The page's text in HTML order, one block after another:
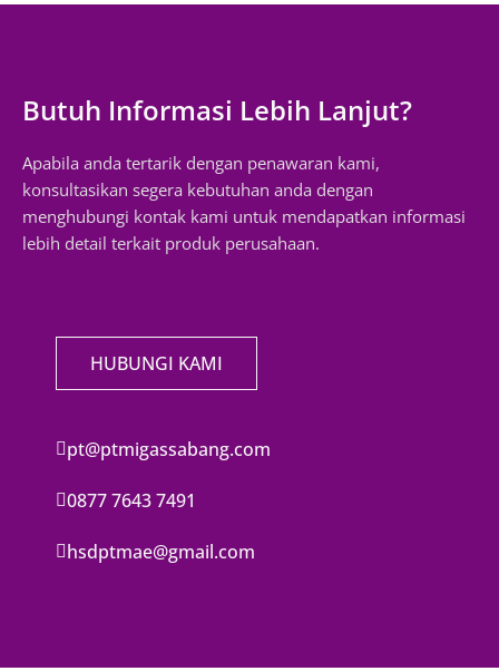
Butuh Informasi Lebih Lanjut?
Apabila anda tertarik dengan penawaran kami,
konsultasikan segera kebutuhan anda dengan
menghubungi kontak kami untuk mendapatkan informasi
lebih detail terkait produk perusahaan.
HUBUNGI KAMI
pt@ptmigassabang.com
0877 7643 7491
hsdptmae@gmail.com